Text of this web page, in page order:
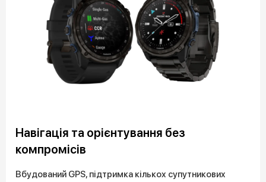
Навігація та орієнтування без
компромісів
Вбудований GPS, підтримка кількох супутникових